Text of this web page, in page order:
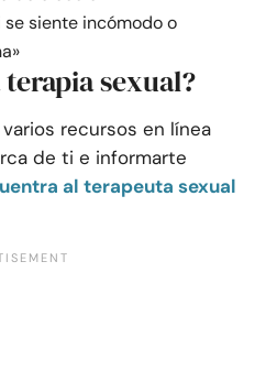
siente incómodo o
sexual?
recursos en línea
de ti e informarte
al terapeuta sexual